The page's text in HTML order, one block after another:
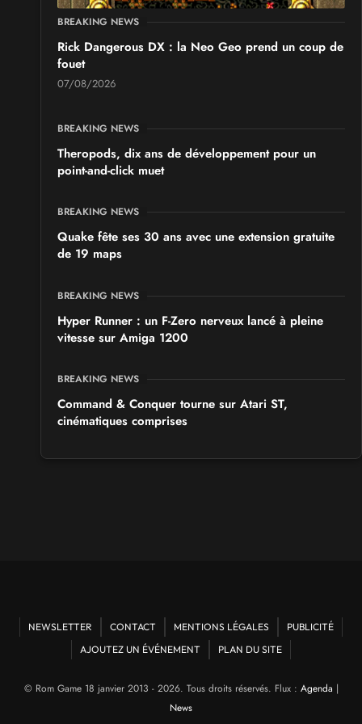
BREAKING NEWS
Rick Dangerous DX : la Neo Geo prend un coup de
fouet
07/08/2026
BREAKING NEWS
Theropods, dix ans de développement pour un
point-and-click muet
BREAKING NEWS
Quake fête ses 30 ans avec une extension gratuite
de 19 maps
BREAKING NEWS
Hyper Runner : un F-Zero nerveux lancé à pleine
vitesse sur Amiga 1200
BREAKING NEWS
Command & Conquer tourne sur Atari ST,
cinématiques comprises
NEWSLETTER CONTACT MENTIONS LÉGALES
PUBLICITÉ
AJOUTEZ UN ÉVÉNEMENT
PLAN DU SITE
© Rom Game 18 janvier 2013 - 2026. Tous droits réservés. Flux : Agenda |
News